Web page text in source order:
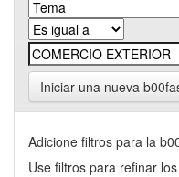
Iniciar una nueva
Adicione filtros para la
Use filtros para refinar